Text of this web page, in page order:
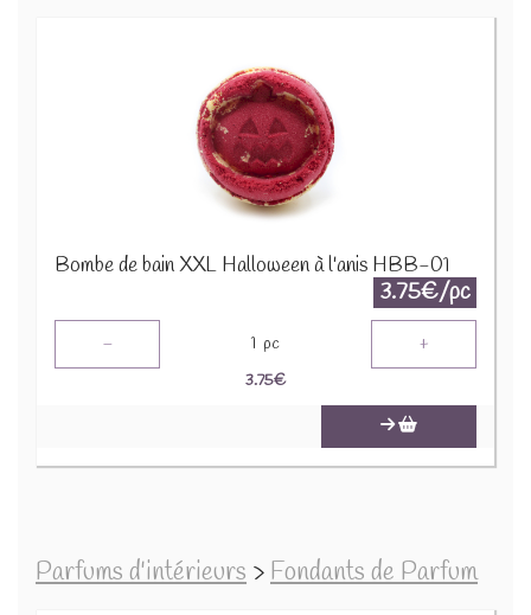
Bombe de bain XXL Halloween à l'anis HBB-01
3.75€/pc
- 1 pc +
3.75€
Parfums d'intérieurs >Fondants de Parfum